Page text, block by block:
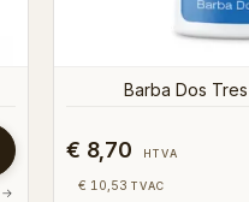
→
Barba Dos
€ 8,70 HTVA
€ 10,53 TVAC